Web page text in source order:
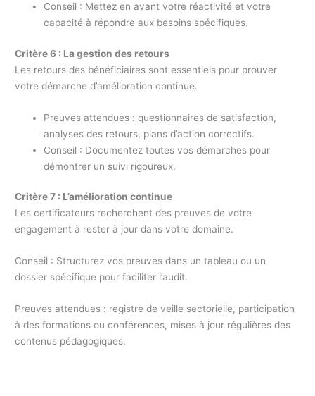
Conseil : Mettez en avant votre réactivité et votre
capacité à répondre aux besoins spécifiques.
Critère 6 : La gestion des retours
Les retours des bénéficiaires sont essentiels pour prouver
votre démarche d’amélioration continue.
Preuves attendues : questionnaires de satisfaction,
analyses des retours, plans d’action correctifs.
Conseil : Documentez toutes vos démarches pour
démontrer un suivi rigoureux.
Critère 7 : L’amélioration continue
Les certificateurs recherchent des preuves de votre
engagement à rester à jour dans votre domaine.
Conseil : Structurez vos preuves dans un tableau ou un
dossier spécifique pour faciliter l’audit.
Preuves attendues : registre de veille sectorielle, participation
à des formations ou conférences, mises à jour régulières des
contenus pédagogiques.